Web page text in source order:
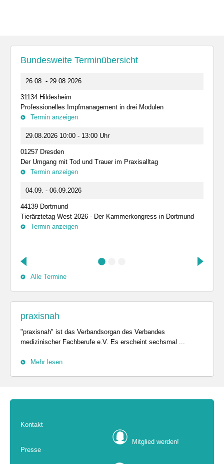
Bundesweite Terminübersicht
26.08. - 29.08.2026
31134 Hildesheim
Professionelles Impfmanagement in drei Modulen
Termin anzeigen
29.08.2026 10:00 - 13:00 Uhr
01257 Dresden
Der Umgang mit Tod und Trauer im Praxisalltag
Termin anzeigen
04.09. - 06.09.2026
44139 Dortmund
Tierärztetag West 2026 - Der Kammerkongress in Dortmund
Termin anzeigen
Alle Termine
praxisnah
"praxisnah" ist das Verbandsorgan des Verbandes
medizinischer Fachberufe e.V. Es erscheint sechsmal ...
Mehr lesen
Kontakt
Presse
Mitglied werden!